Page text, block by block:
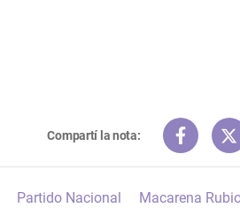
Compartí la nota:
Partido Nacional Macarena